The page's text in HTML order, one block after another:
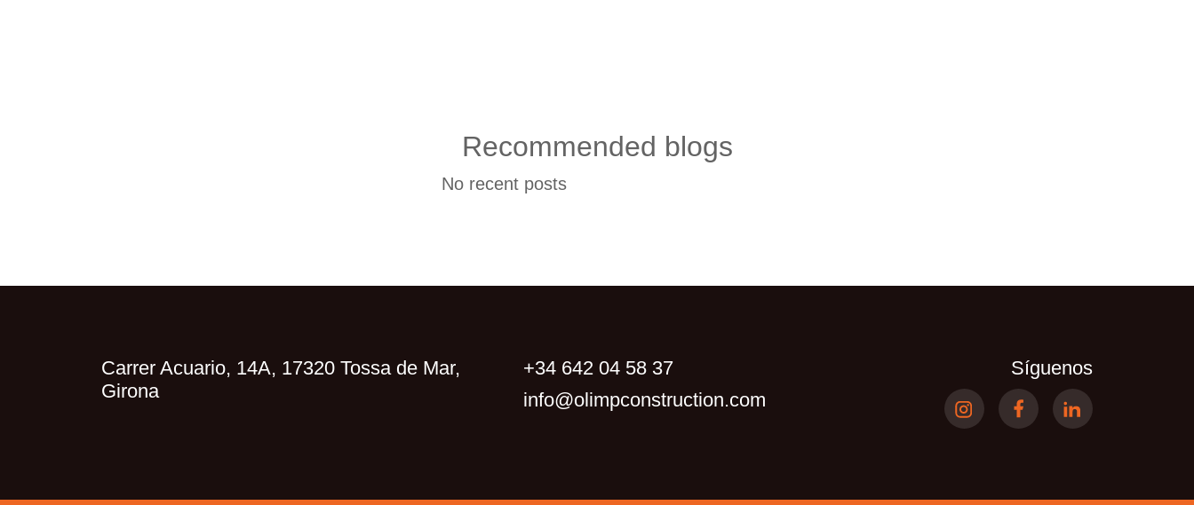
Recommended blogs
No recent posts
Carrer Acuario, 14A, 17320 Tossa de Mar,
Girona
+34 642 04 58 37
info@olimpconstruction.com
Síguenos